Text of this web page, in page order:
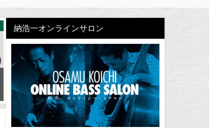
DISCOGRAPHY
ジャズ・スタンダード・バイブ
ル Jazz Standard Bible シリーズ
2018年7月4日
【コラム】ジャズスタンダ
ド・バイブル好評について
己分析、そしてそこから見
る、ミュージシャンの道へ
ント
納浩一オンラインサロン